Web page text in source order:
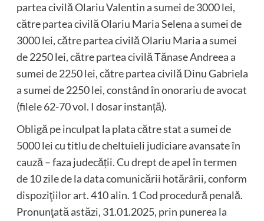
partea civilă Olariu Valentin a sumei de 3000 lei,
către partea civilă Olariu Maria Selena a sumei de
3000 lei, către partea civilă Olariu Maria a sumei
de 2250 lei, către partea civilă Tănase Andreea a
sumei de 2250 lei, către partea civilă Dinu Gabriela
a sumei de 2250 lei, constând în onorariu de avocat
(filele 62-70 vol. I dosar instanță).
Obligă pe inculpat la plata către stat a sumei de
5000 lei cu titlu de cheltuieli judiciare avansate în
cauză – faza judecății. Cu drept de apel în termen
de 10 zile de la data comunicării hotărârii, conform
dispoziţiilor art. 410 alin. 1 Cod procedură penală.
Pronunţată astăzi, 31.01.2025, prin punerea la